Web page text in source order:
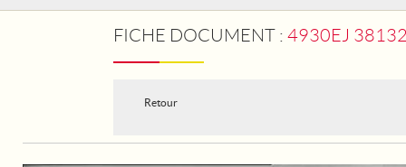
FICHE DOCUMENT : 4930EJ 38132 -
Retour